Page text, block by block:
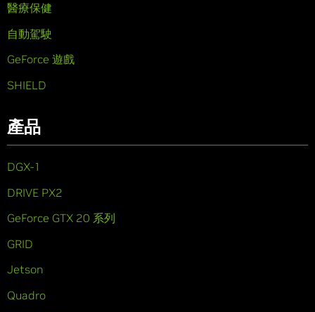
醫療保健
自動駕駛
GeForce 遊戲
SHIELD
產品
DGX-1
DRIVE PX2
GeForce GTX 20 系列
GRID
Jetson
Quadro